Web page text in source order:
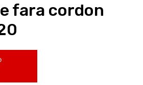
fara cordon